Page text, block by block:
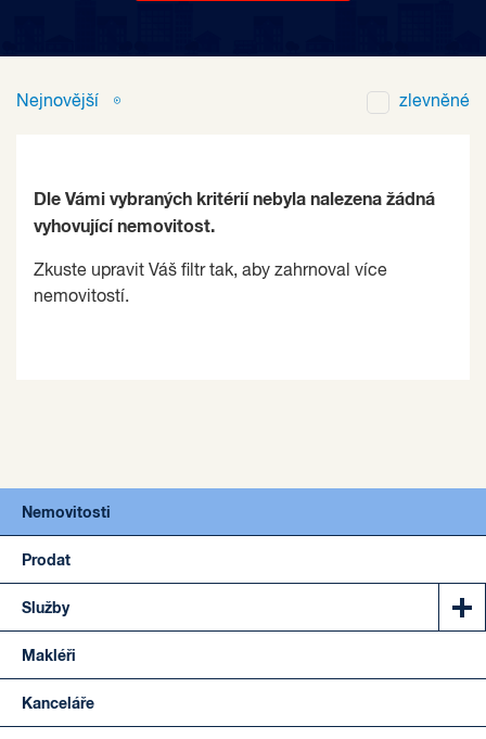
Nejnovější zlevněné
Dle Vámi vybraných kritérií nebyla nalezena žádná
vyhovující nemovitost.
Zkuste upravit Váš filtr tak, aby zahrnoval více
nemovitostí.
Nemovitosti
Prodat
Služby
Makléři
Kanceláře